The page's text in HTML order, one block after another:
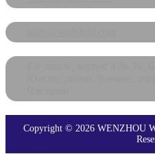
Copyright © 2026 WENZHOU